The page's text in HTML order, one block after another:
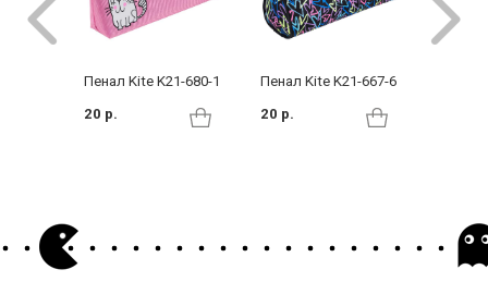
Пенал Kite K21-680-1
20 р.
Пенал Kite K21-667-6
20 р.